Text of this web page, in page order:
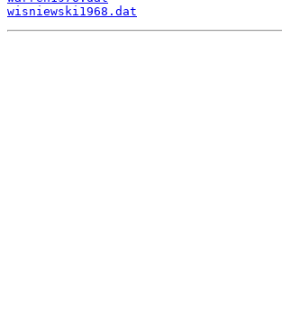
wisniewski1968.dat